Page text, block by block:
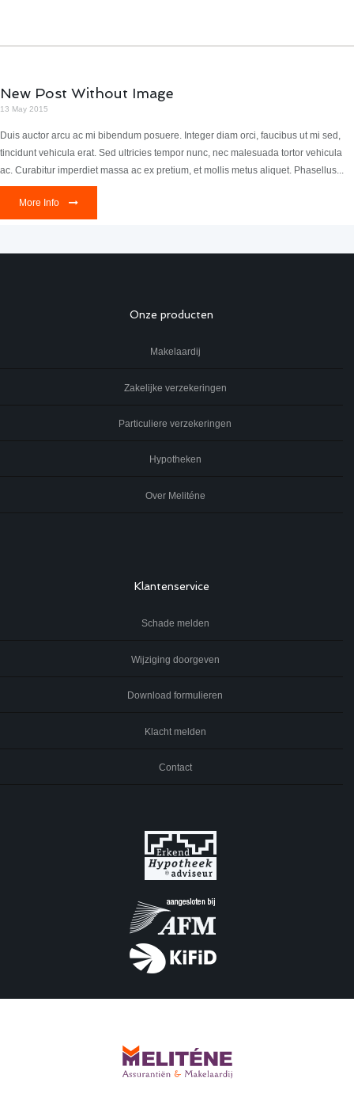
New Post Without Image
13 May 2015
Duis auctor arcu ac mi bibendum posuere. Integer diam orci, faucibus ut mi sed,
tincidunt vehicula erat. Sed ultricies tempor nunc, nec malesuada tortor vehicula
ac. Curabitur imperdiet massa ac ex pretium, et mollis metus aliquet. Phasellus...
More Info
Onze producten
Makelaardij
Zakelijke verzekeringen
Particuliere verzekeringen
Hypotheken
Over Meliténe
Klantenservice
Schade melden
Wijziging doorgeven
Download formulieren
Klacht melden
Contact